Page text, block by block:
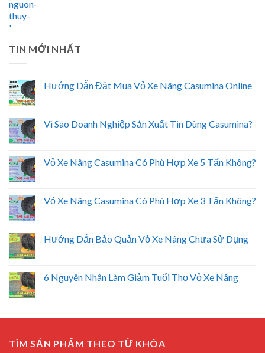
TIN MỚI NHẤT
Hướng Dẫn Đặt Mua Vỏ Xe Nâng Casumina Online
Vì Sao Doanh Nghiệp Sản Xuất Tin Dùng Casumina?
Vỏ Xe Nâng Casumina Có Phù Hợp Xe 5 Tấn Không?
Vỏ Xe Nâng Casumina Có Phù Hợp Xe 3 Tấn Không?
Hướng Dẫn Bảo Quản Vỏ Xe Nâng Chưa Sử Dụng
6 Nguyên Nhân Làm Giảm Tuổi Thọ Vỏ Xe Nâng
TÌM SẢN PHẨM THEO TỪ KHÓA